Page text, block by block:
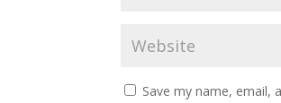
Save my name, email,